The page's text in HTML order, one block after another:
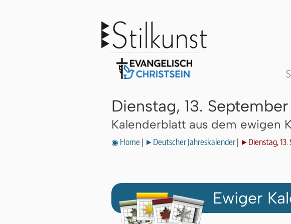
Dienstag, 13.
Kalenderblatt aus dem ewigen
◉ Home ►Deutscher Jahreskalender| ►Dienstag, 13.
Ewiger